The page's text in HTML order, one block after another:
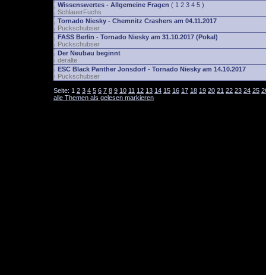
Wissenswertes - Allgemeine Fragen ( 1 2 3 4 5 )
SchlauerFuchs
Tornado Niesky - Chemnitz Crashers am 04.11.2017
Puckschubser
FASS Berlin - Tornado Niesky am 31.10.2017 (Pokal)
Puckschubser
Der Neubau beginnt
deralte
ESC Black Panther Jonsdorf - Tornado Niesky am 14.10.2017
Puckschubser
Seite: 1 2 3 4 5 6 7 8 9 10 11 12 13 14 15 16 17 18 19 20 21 22 23 24 25
alle Themen als gelesen markieren